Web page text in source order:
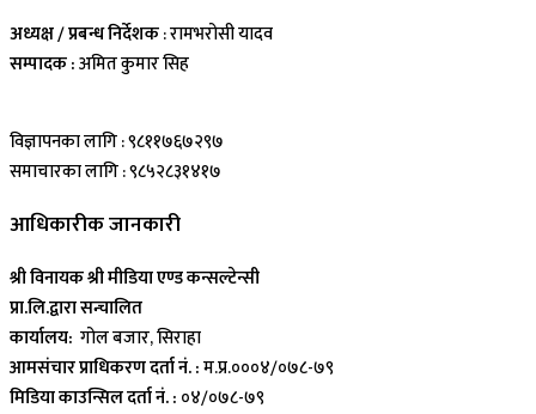
अध्यक्ष / प्रबन्ध निर्देशक: रामभरोसी यादव
सम्पादक :अमित कुमार सिह
विज्ञापनका लागि : ९८११७६७२९७
समाचारका लागि : ९८५२८३१४१७
आधिकारीक जानकारी
श्री विनायक श्री मीडिया एण्ड कन्सल्टेन्सी
प्रा.लि.द्वारा सन्चालित
कार्यालय: गोल बजार, सिराहा
आमसंचार प्राधिकरण दर्ता नं. :म.प्र.०००४/०७८-७९
मिडिया काउन्सिल दर्ता नं. : ०४/०७८-७९